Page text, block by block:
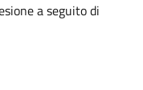
a seguito di